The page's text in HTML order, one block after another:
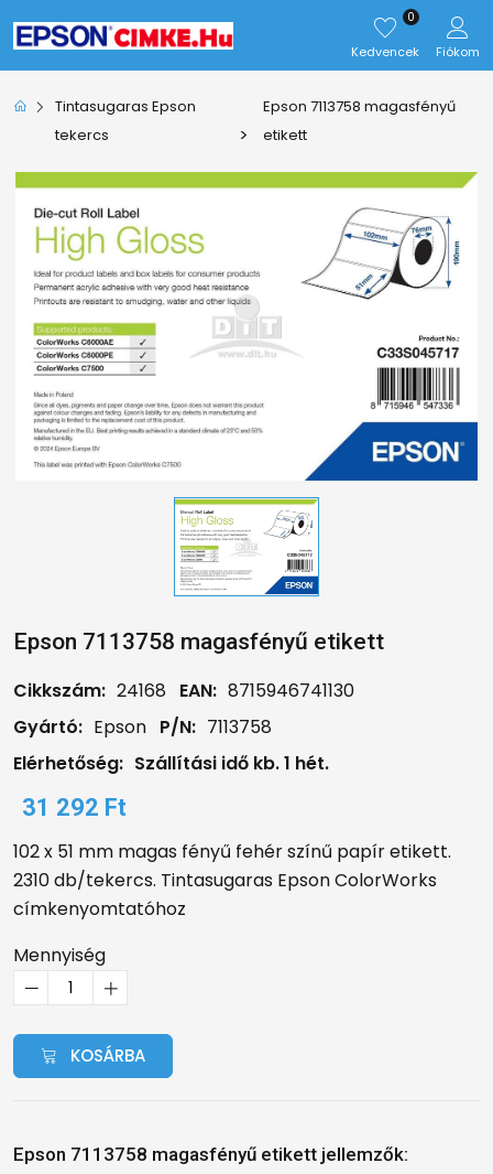
Kedvencek
0
Fiókom
Tintasugaras Epson
tekercs
>
Epson 7113758 magasfényű
etikett
Epson 7113758 magasfényű etikett
Cikkszám: 24168 EAN: 8715946741130
Gyártó: Epson P/N: 7113758
Elérhetőség: Szállítási idő kb. 1 hét.
31 292 Ft
102 x 51 mm magas fényű fehér színű papír etikett.
2310 db/tekercs. Tintasugaras Epson ColorWorks
címkenyomtatóhoz
Mennyiség
KOSÁRBA
Epson 7113758 magasfényű etikett jellemzők: